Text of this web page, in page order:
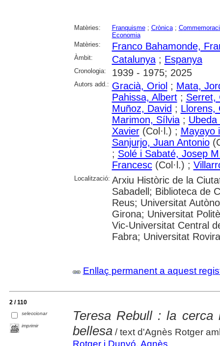
Matèries: Franquisme; Crònica;
Economia
Matèries:
Franco Bahamonde,
Àmbit: Catalunya; Espanya
Cronologia: 1939 - 1975; 2025
Autors add.: Gracià, Oriol ; Mata,
Pahissa, Albert; Serret,
Muñoz, David ; Llorens,
Marimon, Sílvia;
Xavier(Col·l.) ; Mayayo
Sanjurjo, Juan Antonio
; Solé i Sabaté, Josep
Francesc(Col·l.) ;
Localització: Arxiu Històric de la
Sabadell; Biblioteca de
Reus; Universitat
Girona; Universitat
Vic-Universitat Central
Fabra; Universitat
Enllaç permanent a aquest
2 / 110
seleccionar
imprimir
Teresa Rebull : la
bellesa/ text d'Agnès Rotger
Rotger i Dunyó, Agnès